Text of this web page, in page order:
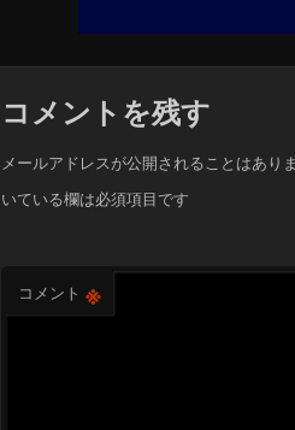
コメントを残す
メールアドレスが公開されることはあり
いている欄は必須項目です
コメント ※